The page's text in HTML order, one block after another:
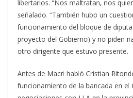
libertarios. “Nos maltratan, nos
señalado. “También hubo un
funcionamiento del bloque de
proyecto del Gobierno) y no piden
otro dirigente que estuvo presente.
Antes de Macri habló Cristian
funcionamiento de la bancada en el